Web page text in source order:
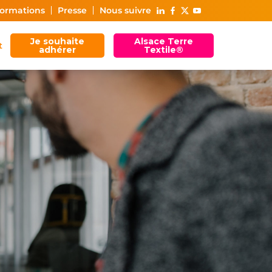
Presse Nous suivre
Je souhaite
adhérer
Alsace Terre
Textile®